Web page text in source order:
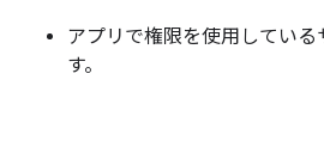
アプリで権限を使用している
す。